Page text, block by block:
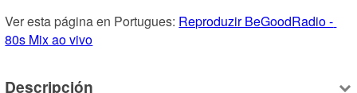
Ver esta página en Portugues: Reproduzir BeGoodRadio -
80s Mix ao vivo
Descripción